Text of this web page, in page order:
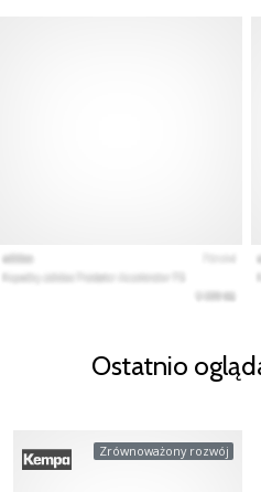
Ostatnio
Zrównoważony rozwój